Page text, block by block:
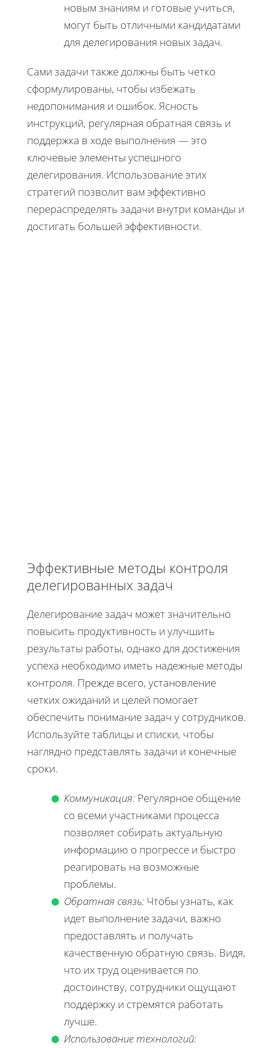
новым знаниям и готовые учиться,
могут быть отличными кандидатами
для делегирования новых задач.
Сами задачи также должны быть четко
сформулированы, чтобы избежать
недопонимания и ошибок. Ясность
инструкций, регулярная обратная связь и
поддержка в ходе выполнения — это
ключевые элементы успешного
делегирования. Использование этих
стратегий позволит вам эффективно
перераспределять задачи внутри команды и
достигать большей эффективности.
Эффективные методы контроля
делегированных задач
Делегирование задач может значительно
повысить продуктивность и улучшить
результаты работы, однако для достижения
успеха необходимо иметь надежные методы
контроля. Прежде всего, установление
четких ожиданий и целей помогает
обеспечить понимание задач у сотрудников.
Используйте таблицы и списки, чтобы
наглядно представлять задачи и конечные
сроки.
Коммуникация: Регулярное общение
со всеми участниками процесса
позволяет собирать актуальную
информацию о прогрессе и быстро
реагировать на возможные
проблемы.
Обратная связь: Чтобы узнать, как
идет выполнение задачи, важно
предоставлять и получать
качественную обратную связь. Видя,
что их труд оценивается по
достоинству, сотрудники ощущают
поддержку и стремятся работать
лучше.
Использование технологий: